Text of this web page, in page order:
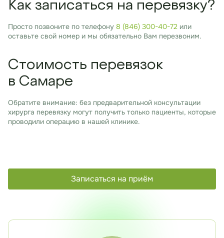
Как записаться на перевязку?
Просто позвоните по телефону 8 (846) 300-40-72 или
оставьте свой номер и мы обязательно Вам перезвоним.
Стоимость перевязок
в Самаре
Обратите внимание: без предварительной консультации
хирурга перевязку могут получить только пациенты, которые
проводили операцию в нашей клинике.
Записаться на приём